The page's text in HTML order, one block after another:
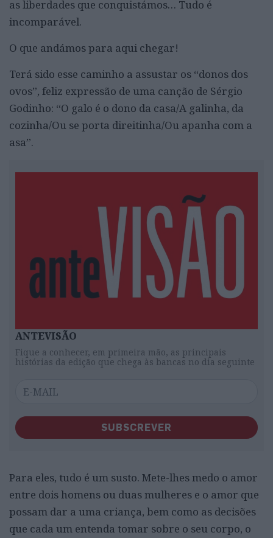
as liberdades que conquistámos… Tudo é
incomparável.
O que andámos para aqui chegar!
Terá sido esse caminho a assustar os “donos dos
ovos”, feliz expressão de uma canção de Sérgio
Godinho: “O galo é o dono da casa/A galinha, da
cozinha/Ou se porta direitinha/Ou apanha com a
asa”.
ANTEVISÃO
Fique a conhecer, em primeira mão, as principais
histórias da edição que chega às bancas no dia seguinte
SUBSCREVER
Para eles, tudo é um susto. Mete-lhes medo o amor
entre dois homens ou duas mulheres e o amor que
possam dar a uma criança, bem como as decisões
que cada um entenda tomar sobre o seu corpo, o